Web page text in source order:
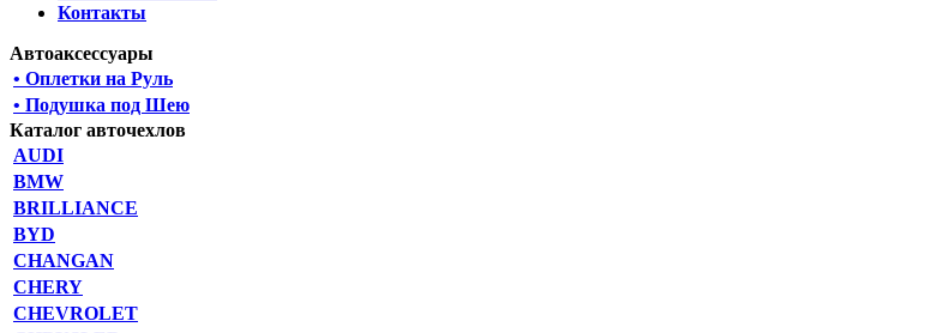
Контакты
Автоаксессуары
• Оплетки на Руль
• Подушка под Шею
Каталог авточехлов
AUDI
BMW
BRILLIANCE
BYD
CHANGAN
CHERY
CHEVROLET